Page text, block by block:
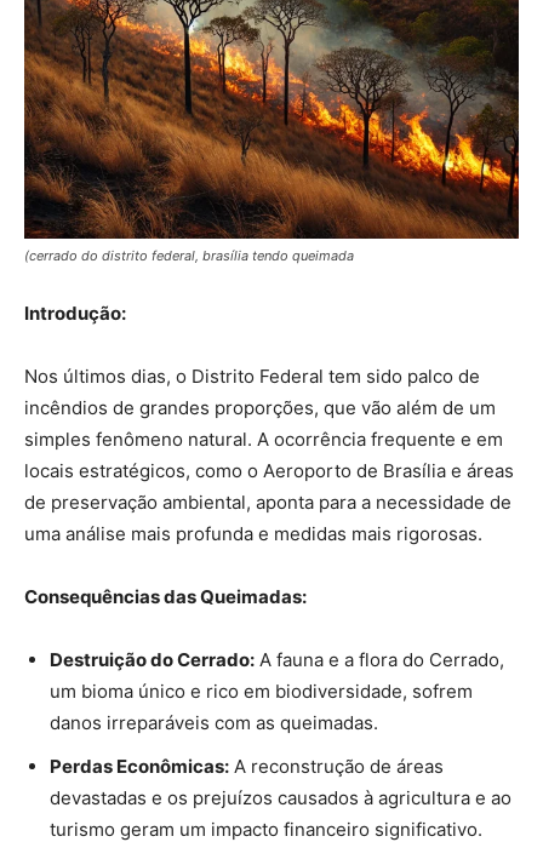
(cerrado do distrito federal, brasília tendo queimada
Introdução:
Nos últimos dias, o Distrito Federal tem sido palco de
incêndios de grandes proporções, que vão além de um
simples fenômeno natural. A ocorrência frequente e em
locais estratégicos, como o Aeroporto de Brasília e áreas
de preservação ambiental, aponta para a necessidade de
uma análise mais profunda e medidas mais rigorosas.
Consequências das Queimadas:
Destruição do Cerrado: A fauna e a flora do Cerrado,
um bioma único e rico em biodiversidade, sofrem
danos irreparáveis com as queimadas.
Perdas Econômicas: A reconstrução de áreas
devastadas e os prejuízos causados à agricultura e ao
turismo geram um impacto financeiro significativo.